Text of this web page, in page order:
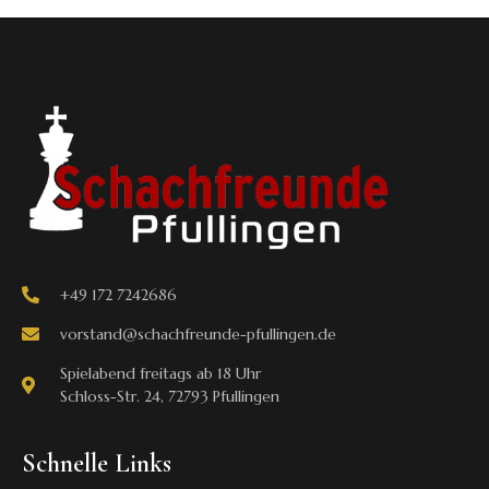
+49 172 7242686
vorstand@schachfreunde-pfullingen.de
Spielabend freitags ab 18 Uhr
Schloss-Str. 24, 72793 Pfullingen
Schnelle Links